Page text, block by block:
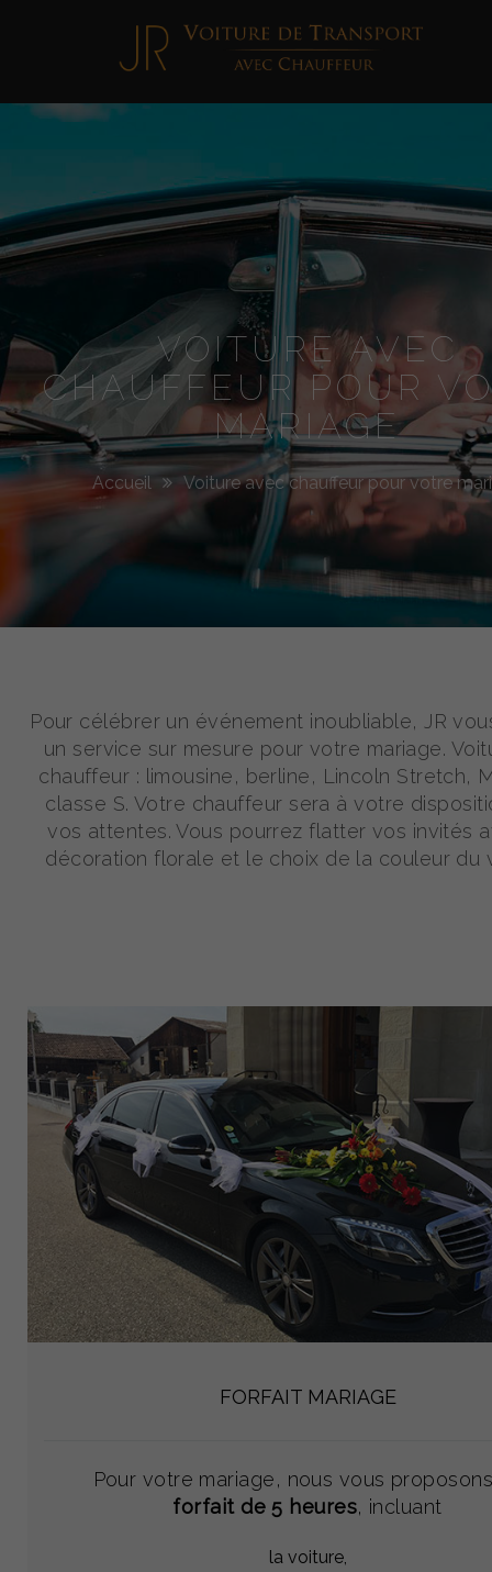
Jimmy
Roellinger
VOITURE AVEC
CHAUFFEUR POUR
MARIAGE
Accueil Voiture avec chauffeur pour votre
Pour célébrer un événement inoubliable, JR
un service sur mesure pour votre mariage.
chauffeur : limousine, berline, Lincoln Stretch,
classe S. Votre chauffeur sera à votre
vos attentes. Vous pourrez flatter vos invités
décoration florale et le choix de la couleur du
FORFAIT MARIAGE
Pour votre mariage, nous vous
forfait de 5 heures, incluant
la voiture,